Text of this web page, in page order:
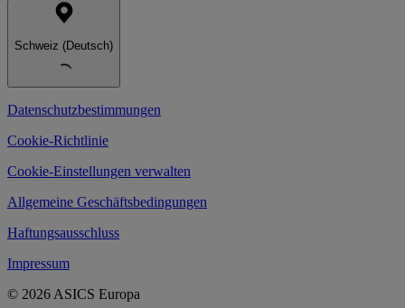
Schweiz (Deutsch)
Datenschutzbestimmungen
Cookie-Richtlinie
Cookie-Einstellungen verwalten
Allgemeine Geschäftsbedingungen
Haftungsausschluss
Impressum
© 2026 ASICS Europa